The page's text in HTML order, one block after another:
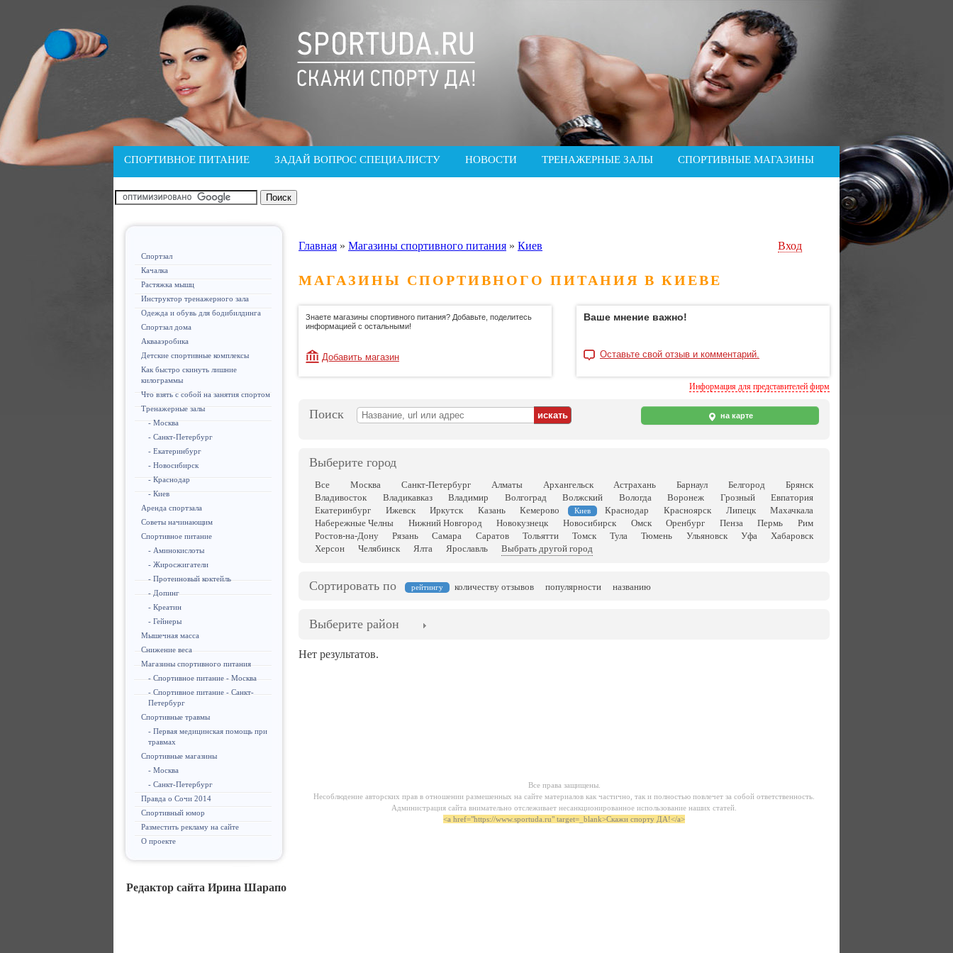
СПОРТИВНОЕ ПИТАНИЕ ЗАДАЙ ВОПРОС СПЕЦИАЛИСТУ НОВОСТИ ТРЕНАЖЕРНЫЕ ЗАЛЫ СПОРТИВНЫЕ МАГАЗИНЫ
Спортзал
Качалка
Растяжка мышц
Инструктор тренажерного зала
Одежда и обувь для бодибилдинга
Спортзал дома
Аквааэробика
Детские спортивные комплексы
Как быстро скинуть лишние
килограммы
Что взять с собой на занятия спортом
Тренажерные залы
- Москва
- Санкт-Петербург
- Екатеринбург
- Новосибирск
- Краснодар
- Киев
Аренда спортзала
Советы начинающим
Спортивное питание
- Аминокислоты
- Жиросжигатели
- Протеиновый коктейль
- Допинг
- Креатин
- Гейнеры
Мышечная масса
Снижение веса
Магазины спортивного питания
- Спортивное питание - Москва
- Спортивное питание - Санкт-
Петербург
Спортивные травмы
- Первая медицинская помощь при
травмах
Спортивные магазины
- Москва
- Санкт-Петербург
Правда о Сочи 2014
Спортивный юмор
Разместить рекламу на сайте
О проекте
Редактор сайта Ирина Шарапо
Главная » Магазины спортивного питания » Киев Вход
МАГАЗИНЫ СПОРТИВНОГО ПИТАНИЯ В КИЕВЕ
Знаете магазины спортивного питания? Добавьте, поделитесь
информацией с остальными!
Добавить магазин
Ваше мнение важно!
Оставьте свой отзыв и комментарий.
Информация для представителей фирм
Поиск на карте
Выберите город
Все Москва Санкт-Петербург Алматы Архангельск Астрахань Барнаул Белгород
Брянск
Владивосток
Владикавказ Владимир Волгоград Волжский Вологда Воронеж Грозный
Евпатория
Екатеринбург
Ижевск Иркутск Казань Кемерово Киев Краснодар Красноярск Липецк
Махачкала
Набережные Челны
Нижний Новгород Новокузнецк Новосибирск Омск Оренбург Пенза Пермь
Рим
Ростов-на-Дону
Рязань Самара Саратов Тольятти Томск Тула Тюмень Ульяновск Уфа
Хабаровск
Херсон
Челябинск Ялта Ярославль Выбрать другой город
Сортировать по рейтингу количеству отзывов популярности названию
Выберите район
Нет результатов.
Все права защищены.
Несоблюдение авторских прав в отношении размешенных на сайте материалов как частично, так и полностью повлечет за собой ответственность.
Администрация сайта внимательно отслеживает несанкционированное использование наших статей.
<a href="https://www.sportuda.ru" target=_blank>Скажи спорту ДА!</a>